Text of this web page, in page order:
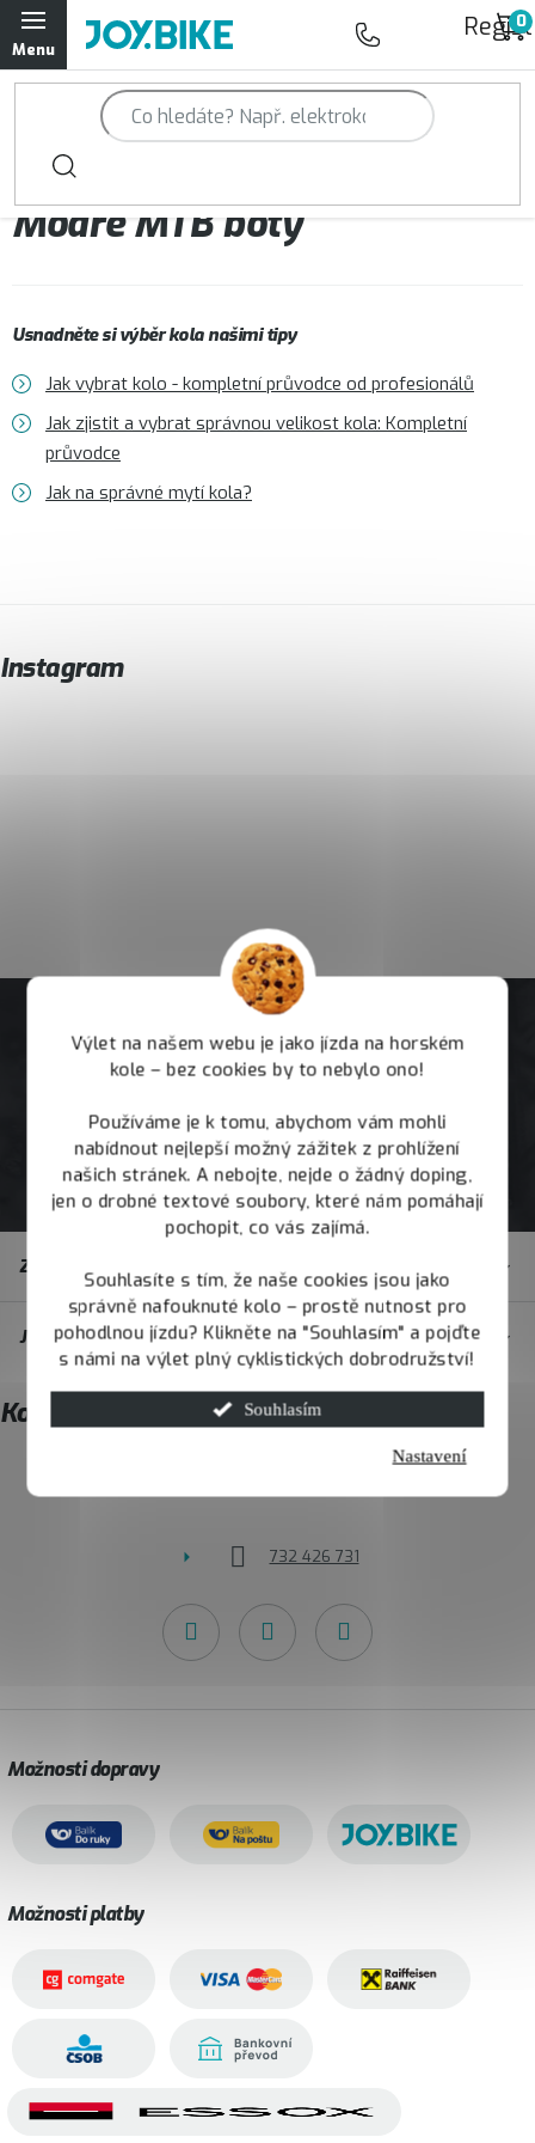
Výlet na našem webu je jako jízda na horském
kole – bez cookies by to nebylo ono!
Používáme je k tomu, abychom vám mohli
nabídnout nejlepší možný zážitek z prohlížení
našich stránek. A nebojte, nejde o žádný doping,
jen o drobné textové soubory, které nám pomáhají
pochopit, co vás zajímá.
Souhlasíte s tím, že naše cookies jsou jako
správně nafouknuté kolo – prostě nutnost pro
pohodlnou jízdu? Klikněte na "Souhlasím" a pojďte
s námi na výlet plný cyklistických dobrodružství!
Souhlasím
Nastavení
Přejít
na
obsah
Trailová kola Qayron
Horská kola Qayron
Dámská horská kola Qayron
Doplňky a oblečení Qayron
Kontakt Servisní a výdejní místa
Modré MTB boty
Usnadněte si výběr kola našimi tipy
Jak vybrat kolo - kompletní průvodce od profesionálů
Jak zjistit a vybrat správnou velikost kola: Kompletní
průvodce
Jak na správné mytí kola?
Instagram
t
í
Zákaznický servis
JOY.BIKE
Kontakt
732 426 731
Možnosti dopravy
Možnosti platby